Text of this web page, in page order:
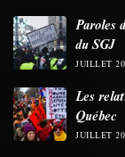
Paroles
du SGJ
JUILLET
Les
Québec
JUILLET